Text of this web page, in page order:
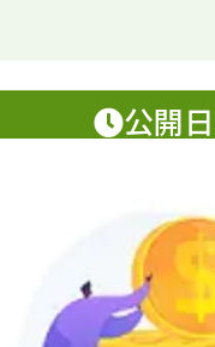
カテゴリー選
こちらもおすす
公開